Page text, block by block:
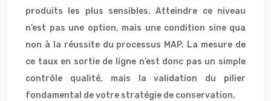
produits les plus sensibles. Atteindre ce niveau
n’est pas une option, mais une condition sine qua
non à la réussite du processus MAP. La mesure de
ce taux en sortie de ligne n’est donc pas un simple
contrôle qualité, mais la validation du pilier
fondamental de votre stratégie de conservation.